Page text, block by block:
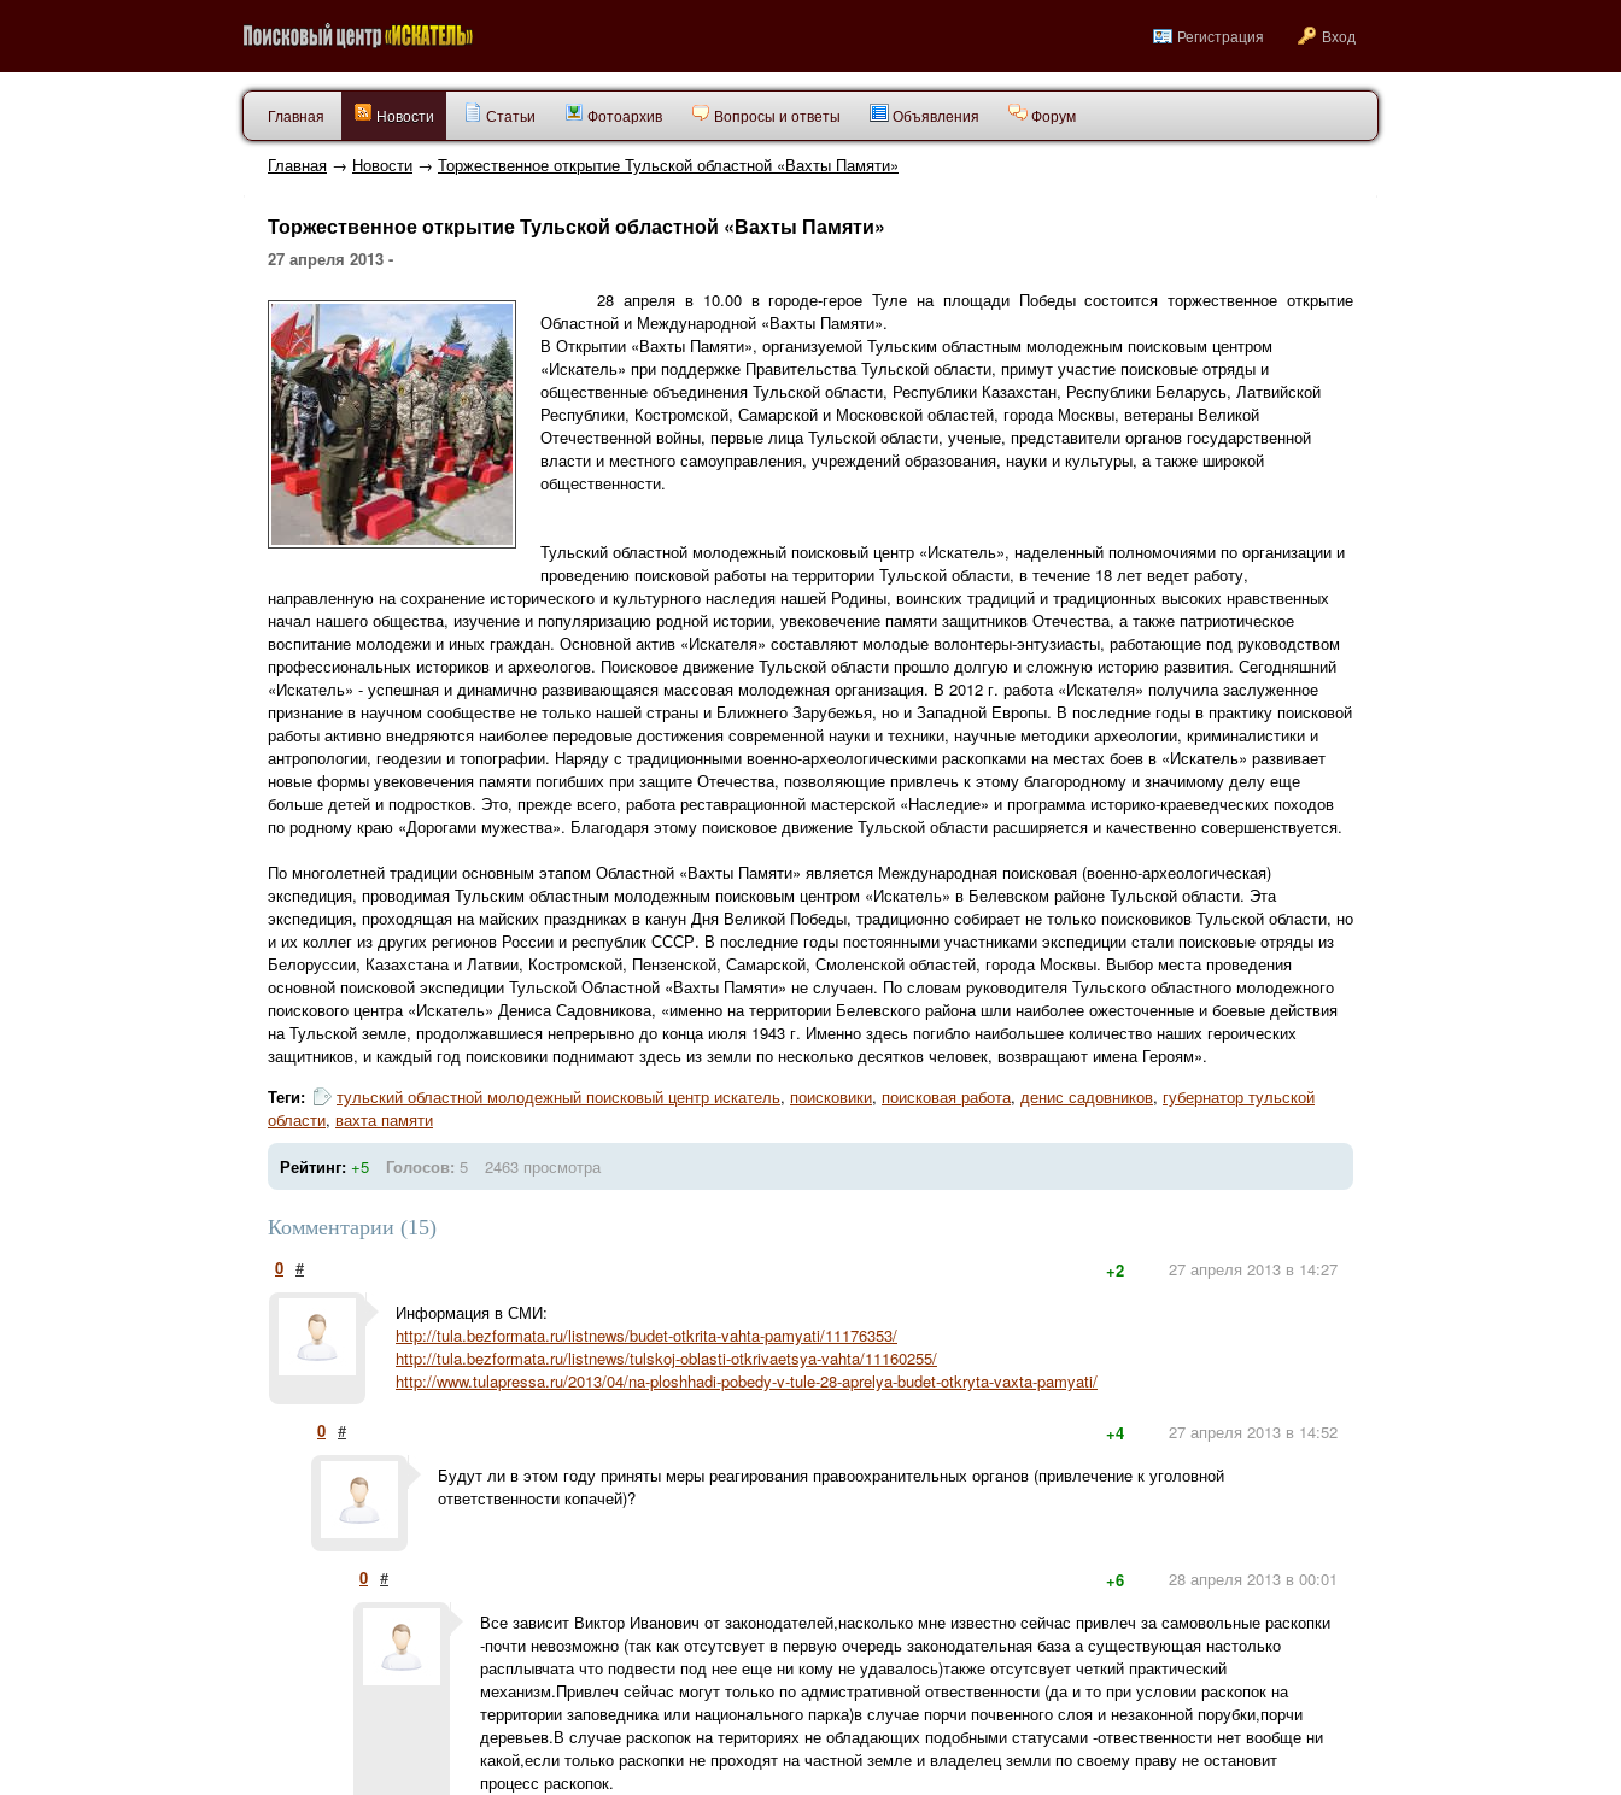
Регистрация Вход
Главная Новости Статьи Фотоархив Вопросы и ответы Объявления Форум
Главная → Новости → Торжественное открытие Тульской областной «Вахты Памяти»
Торжественное открытие Тульской областной «Вахты Памяти»
27 апреля 2013 -
28 апреля в 10.00 в городе-герое Туле на площади Победы состоится торжественное открытие
Областной и Международной «Вахты Памяти».
В Открытии «Вахты Памяти», организуемой Тульским областным молодежным поисковым центром
«Искатель» при поддержке Правительства Тульской области, примут участие поисковые отряды и
общественные объединения Тульской области, Республики Казахстан, Республики Беларусь, Латвийской
Республики, Костромской, Самарской и Московской областей, города Москвы, ветераны Великой
Отечественной войны, первые лица Тульской области, ученые, представители органов государственной
власти и местного самоуправления, учреждений образования, науки и культуры, а также широкой
общественности.
Тульский областной молодежный поисковый центр «Искатель», наделенный полномочиями по организации и
проведению поисковой работы на территории Тульской области, в течение 18 лет ведет работу,
направленную на сохранение исторического и культурного наследия нашей Родины, воинских традиций и традиционных высоких нравственных
начал нашего общества, изучение и популяризацию родной истории, увековечение памяти защитников Отечества, а также патриотическое
воспитание молодежи и иных граждан. Основной актив «Искателя» составляют молодые волонтеры-энтузиасты, работающие под руководством
профессиональных историков и археологов. Поисковое движение Тульской области прошло долгую и сложную историю развития. Сегодняшний
«Искатель» - успешная и динамично развивающаяся массовая молодежная организация. В 2012 г. работа «Искателя» получила заслуженное
признание в научном сообществе не только нашей страны и Ближнего Зарубежья, но и Западной Европы. В последние годы в практику поисковой
работы активно внедряются наиболее передовые достижения современной науки и техники, научные методики археологии, криминалистики и
антропологии, геодезии и топографии. Наряду с традиционными военно-археологическими раскопками на местах боев в «Искатель» развивает
новые формы увековечения памяти погибших при защите Отечества, позволяющие привлечь к этому благородному и значимому делу еще
больше детей и подростков. Это, прежде всего, работа реставрационной мастерской «Наследие» и программа историко-краеведческих походов
по родному краю «Дорогами мужества». Благодаря этому поисковое движение Тульской области расширяется и качественно совершенствуется.
По многолетней традиции основным этапом Областной «Вахты Памяти» является Международная поисковая (военно-археологическая)
экспедиция, проводимая Тульским областным молодежным поисковым центром «Искатель» в Белевском районе Тульской области. Эта
экспедиция, проходящая на майских праздниках в канун Дня Великой Победы, традиционно собирает не только поисковиков Тульской области, но
и их коллег из других регионов России и республик СССР. В последние годы постоянными участниками экспедиции стали поисковые отряды из
Белоруссии, Казахстана и Латвии, Костромской, Пензенской, Самарской, Смоленской областей, города Москвы. Выбор места проведения
основной поисковой экспедиции Тульской Областной «Вахты Памяти» не случаен. По словам руководителя Тульского областного молодежного
поискового центра «Искатель» Дениса Садовникова, «именно на территории Белевского района шли наиболее ожесточенные и боевые действия
на Тульской земле, продолжавшиеся непрерывно до конца июля 1943 г. Именно здесь погибло наибольшее количество наших героических
защитников, и каждый год поисковики поднимают здесь из земли по несколько десятков человек, возвращают имена Героям».
Теги:
тульский областной молодежный поисковый центр искатель, поисковики, поисковая работа, денис садовников, губернатор тульской
области, вахта памяти
Рейтинг: +5 Голосов: 5 2463 просмотра
Комментарии (15)
0 # 27 апреля 2013 в 14:27
+2
Информация в СМИ:
http://tula.bezformata.ru/listnews/budet-otkrita-vahta-pamyati/11176353/
http://tula.bezformata.ru/listnews/tulskoj-oblasti-otkrivaetsya-vahta/11160255/
http://www.tulapressa.ru/2013/04/na-ploshhadi-pobedy-v-tule-28-aprelya-budet-otkryta-vaxta-pamyati/
0 # 27 апреля 2013 в 14:52
+4
Будут ли в этом году приняты меры реагирования правоохранительных органов (привлечение к уголовной
ответственности копачей)?
0 # 28 апреля 2013 в 00:01
+6
Все зависит Виктор Иванович от законодателей,насколько мне известно сейчас привлеч за самовольные раскопки
-почти невозможно (так как отсутсвует в первую очередь законодательная база а существующая настолько
расплывчата что подвести под нее еще ни кому не удавалось)также отсутсвует четкий практический
механизм.Привлеч сейчас могут только по адмистративной отвественности (да и то при условии раскопок на
территории заповедника или национального парка)в случае порчи почвенного слоя и незаконной порубки,порчи
деревьев.В случае раскопок на териториях не обладающих подобными статусами -отвественности нет вообще ни
какой,если только раскопки не проходят на частной земле и владелец земли по своему праву не остановит
процесс раскопок.